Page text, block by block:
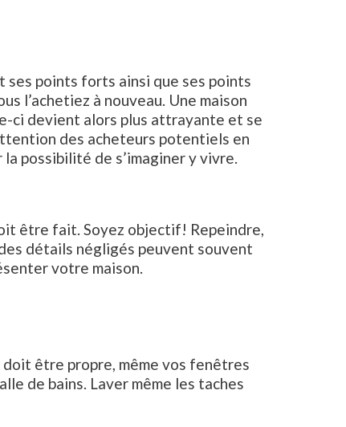
ses points forts ainsi que ses points
l’achetiez à nouveau. Une maison
ci devient alors plus attrayante et se
des acheteurs potentiels en
possibilité de s’imaginer y vivre.
être fait. Soyez objectif! Repeindre,
détails négligés peuvent souvent
votre maison.
doit être propre, même vos fenêtres
de bains. Laver même les taches